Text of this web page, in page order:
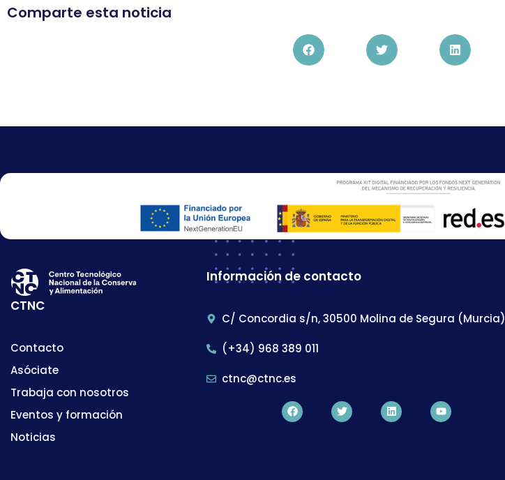
Comparte esta noticia
CTNC
Contacto
Asóciate
Trabaja con nosotros
Eventos y formación
Noticias
Información de contacto
C/ Concordia s/n, 30500 Molina de Segura (Murcia)
(+34) 968 389 011
ctnc@ctnc.es